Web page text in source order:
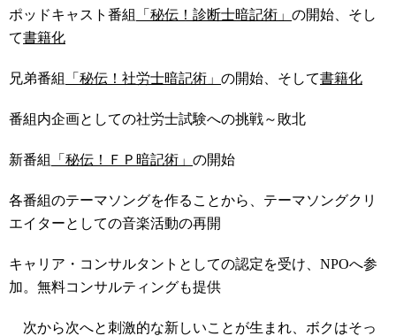
ポッドキャスト番組 「秘伝！診断士暗記術」 の開始、そし
て書籍化
兄弟番組 「秘伝！社労士暗記術」 の開始、そして書籍化
番組内企画としての社労士試験への挑戦～敗北
新番組 「秘伝！ＦＰ暗記術」 の開始
各番組のテーマソングを作ることから、テーマソングクリ
エイターとしての音楽活動の再開
キャリア・コンサルタントとしての認定を受け、NPOへ参
加。無料コンサルティングも提供
次から次へと刺激的な新しいことが生まれ、ボクはそっ